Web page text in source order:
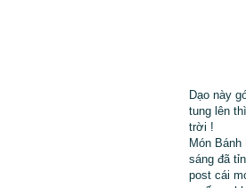
Dạo này
tung lên
trời !
Món
sáng đã
post cái